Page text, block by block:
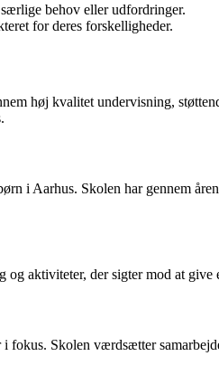
behov eller udfordringer.
for deres forskelligheder.
høj kvalitet undervisning,
i Aarhus. Skolen har gennem
aktiviteter, der sigter mod at give
Skolen værdsætter